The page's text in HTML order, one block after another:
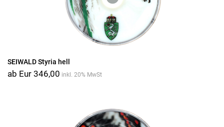
SEIWALD Styria hell
ab Eur 346,00 inkl. 20% MwSt